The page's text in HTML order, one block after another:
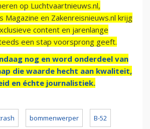
op Luchtvaartnieuws.nl,
Magazine en Zakenreisnieuws.nl krijg
content en jarenlange
een stap voorsprong geeft.
nog en word onderdeel van
die waarde hecht aan kwaliteit,
en échte journalistiek.
bommenwerper B-52